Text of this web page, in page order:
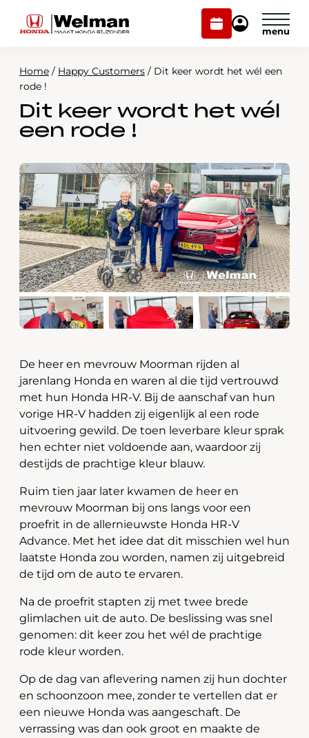
Plan
onderhoud
Mijn
Modellen
Voorraad
Over ons
Webshop
Contact
Plan onderhoud
Home / Happy Customers / Dit keer wordt het wél een
rode !
Dit keer wordt het wél
een rode !
De heer en mevrouw Moorman rijden al
jarenlang Honda en waren al die tijd vertrouwd
met hun Honda HR-V. Bij de aanschaf van hun
vorige HR-V hadden zij eigenlijk al een rode
uitvoering gewild. De toen leverbare kleur sprak
hen echter niet voldoende aan, waardoor zij
destijds de prachtige kleur blauw.
Ruim tien jaar later kwamen de heer en
mevrouw Moorman bij ons langs voor een
proefrit in de allernieuwste Honda HR-V
Advance. Met het idee dat dit misschien wel hun
laatste Honda zou worden, namen zij uitgebreid
de tijd om de auto te ervaren.
Na de proefrit stapten zij met twee brede
glimlachen uit de auto. De beslissing was snel
genomen: dit keer zou het wél de prachtige
rode kleur worden.
Op de dag van aflevering namen zij hun dochter
en schoonzoon mee, zonder te vertellen dat er
een nieuwe Honda was aangeschaft. De
verrassing was dan ook groot en maakte de